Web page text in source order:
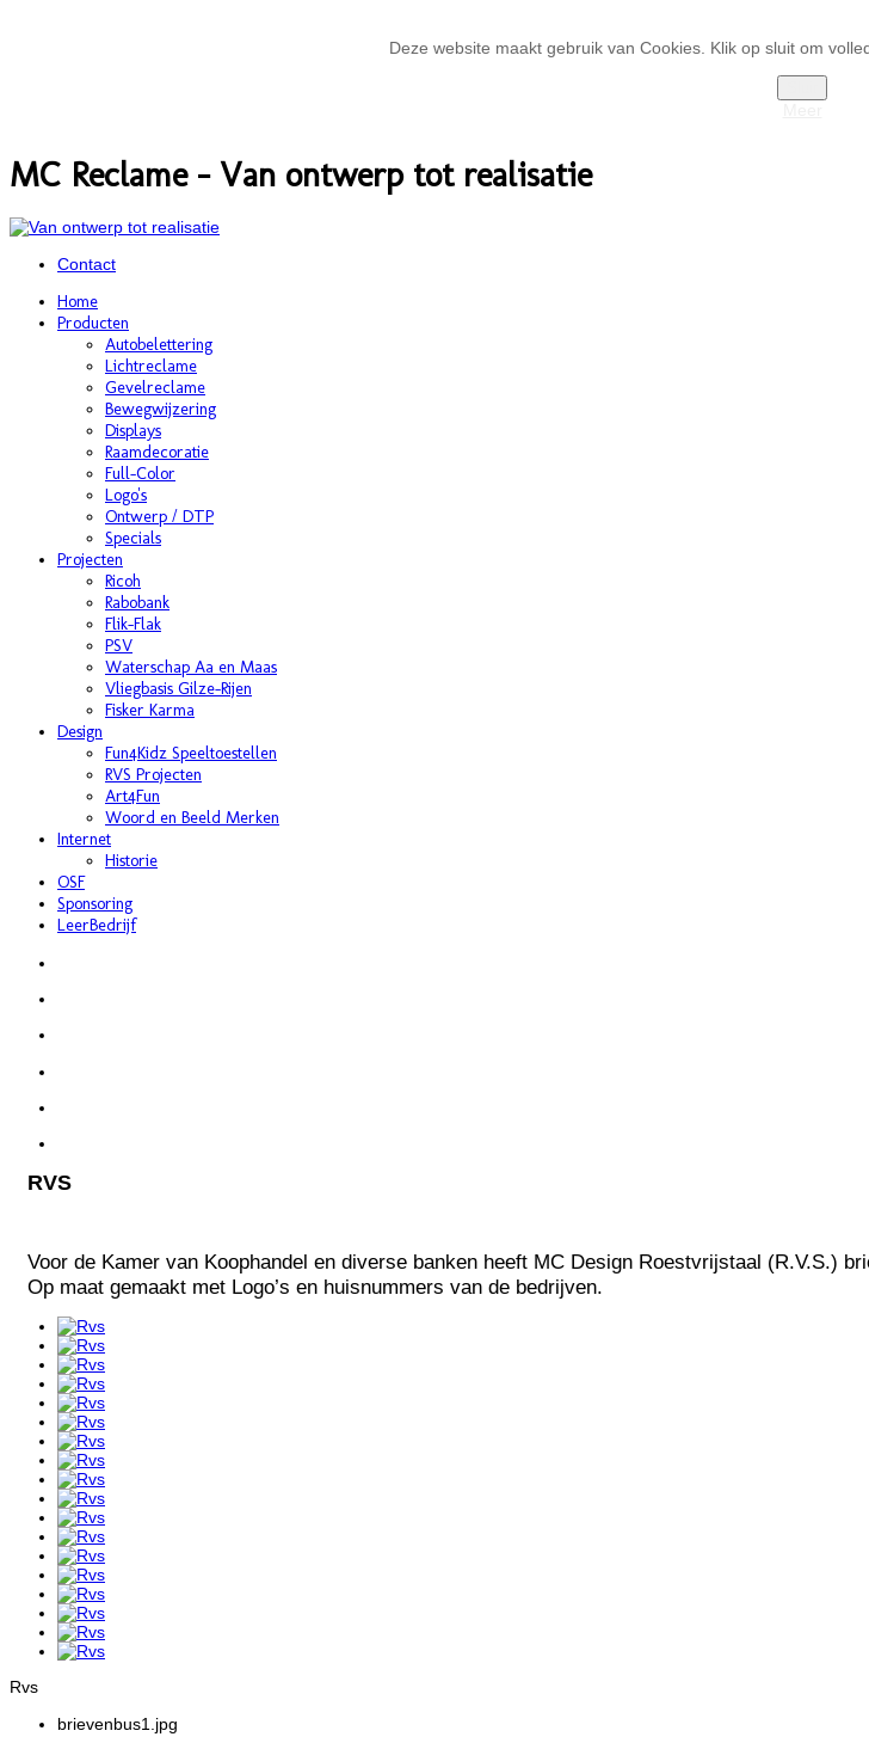
Deze website maakt gebruik van Cookies. Klik op sluit om
MC Reclame - Van ontwerp tot realisatie
Contact
Home
Producten
Autobelettering
Lichtreclame
Gevelreclame
Bewegwijzering
Displays
Raamdecoratie
Full-Color
Logo's
Ontwerp / DTP
Specials
Projecten
Ricoh
Rabobank
Flik-Flak
PSV
Waterschap Aa en Maas
Vliegbasis Gilze-Rijen
Fisker Karma
Design
Fun4Kidz Speeltoestellen
RVS Projecten
Art4Fun
Woord en Beeld Merken
Internet
Historie
OSF
Sponsoring
LeerBedrijf
RVS
Voor de Kamer van Koophandel en diverse banken heeft MC Design Roestvrijstaal (R.V.S.)
Op maat gemaakt met Logo’s en huisnummers van de bedrijven.
Rvs
brievenbus1.jpg